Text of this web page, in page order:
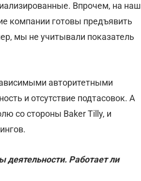
Впрочем, на наш
компании готовы предъявить
мы не учитывали показатель
авторитетными
и отсутствие подтасовок. А
со стороны Baker Tilly, и
деятельности. Работает ли